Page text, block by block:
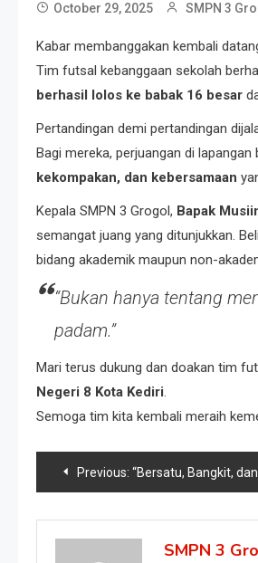
October 29, 2025 SMPN 3
Kabar membanggakan kembali
Tim futsal kebanggaan sekolah
berhasil lolos ke babak 16 besar
Pertandingan demi pertandingan
Bagi mereka, perjuangan di
kekompakan, dan kebersamaan
Kepala SMPN 3 Grogol, Bapak
semangat juang yang ditunjukkan.
bidang akademik maupun non-
“Bukan hanya tentang
padam.”
Mari terus dukung dan doakan tim
Negeri 8 Kota Kediri.
Semoga tim kita kembali meraih
Previous: “Bersatu, Bangkit, dan
SMPN 3